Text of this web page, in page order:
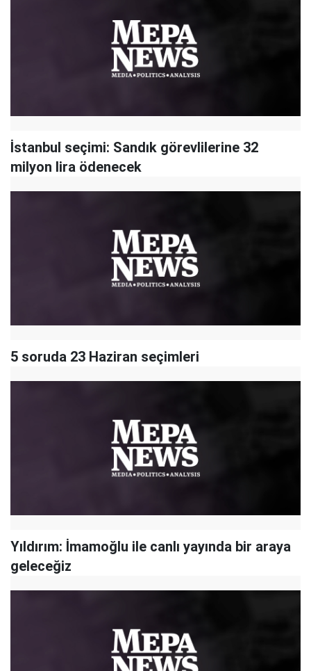
İstanbul seçimi: Sandık görevlilerine 32
milyon lira ödenecek
5 soruda 23 Haziran seçimleri
Yıldırım: İmamoğlu ile canlı yayında bir araya
geleceğiz